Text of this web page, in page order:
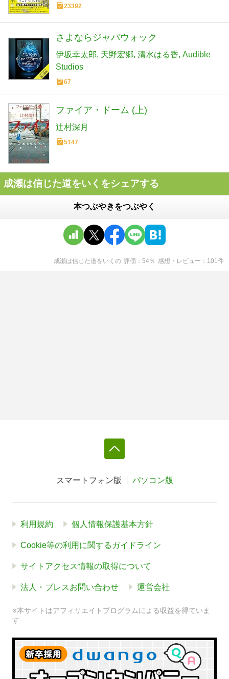
23392
さよならジャバウォック
伊坂幸太郎 天野宏郷 清水はる香 Audible
Studios
67
ファイア・ドーム (上)
辻村深月
5147
成瀬は信じた道をいくをシェアする
本つぶやきをつぶやく
成瀬は信じた道をいく の 評価 54％ 感想・レビュー 101 件
スマートフォン版 パソコン版
利用規約 個人情報保護基本方針
Cookie等の利用に関するガイドライン
サイトアクセス情報の取得について
法人・プレスお問い合わせ 運営会社
※本サイトはアフィリエイトプログラムによる収益を得ていま
す